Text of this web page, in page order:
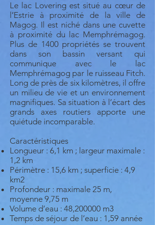
Le lac Lovering est situé au cœur de
l’Estrie à proximité de la ville de
Magog. Il est niché dans une cuvette
à proximité du lac Memphrémagog.
Plus de 1400 propriétés se trouvent
dans son bassin versant qui
communique avec le lac
Memphrémagog par le ruisseau Fitch.
Long de près de six kilomètres, il offre
un milieu de vie et un environnement
magnifiques. Sa situation à l’écart des
grands axes routiers apporte une
quiétude incomparable.
Caractéristiques
Longueur : 6,1 km ; largeur maximale :
1,2 km
Périmètre : 15,6 km ; superficie : 4,9
km2
Profondeur : maximale 25 m,
moyenne 9,75 m
Volume d’eau : 48,200000 m3
Temps de séjour de l’eau : 1,59 année